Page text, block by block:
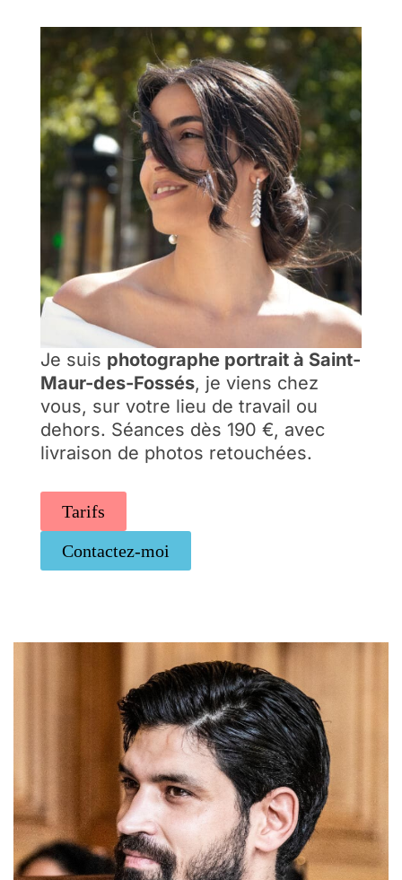
Je suis photographe portrait à Saint-
Maur-des-Fossés, je viens chez
vous, sur votre lieu de travail ou
dehors. Séances dès 190 €, avec
livraison de photos retouchées.
Tarifs
Contactez-moi